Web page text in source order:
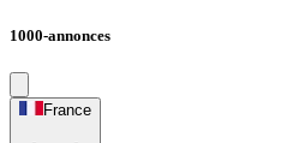
1000-annonces
France